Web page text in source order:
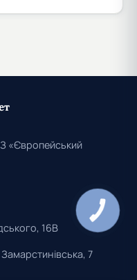
«Європейський
16В
7
КНОПКА
ЗВ'ЯЗКУ